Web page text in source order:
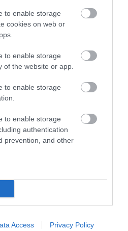
to enable storage
cookies on web or
to enable storage
of the website or app.
to enable storage
to enable storage
authentication
prevention, and other
Access Privacy Policy
ÜTEMBEN DOLGOZNAK A 25-
EGERBEN
07
HALAKAT MENTETT...
07|Környék ügye
ZIVATAROK KIALAKULHATNAK
07